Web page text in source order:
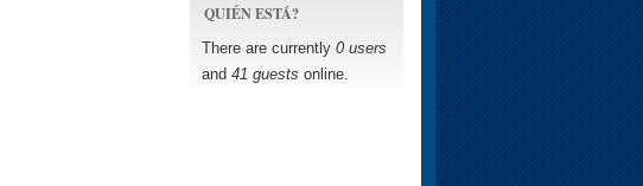
QUIÉN ESTÁ?
There are currently 0 users
and 41 guests online.